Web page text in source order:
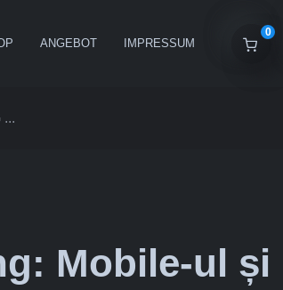
ANGEBOT IMPRESSUM
0
...
Mobile-ul și